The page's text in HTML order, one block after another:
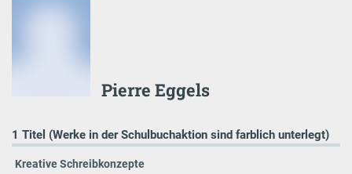
Pierre Eggels
1 Titel (Werke in der Schulbuchaktion sind farblich unterlegt)
Kreative Schreibkonzepte